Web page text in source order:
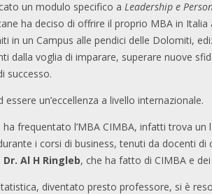
un modulo specifico a Leadership e
ha deciso di offrire il proprio MBA in
in un Campus alle pendici delle Dolomiti,
dalla voglia di imparare, superare nuove
successo.
un’eccellenza a livello internazionale.
ha frequentato l’MBA CIMBA, infatti trova
i corsi di business, tenuti da docenti
Dr. Al H Ringleb, che ha fatto di CIMBA e
diventato presto professore, si è